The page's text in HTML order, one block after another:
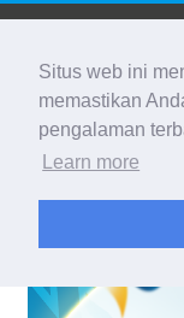
Situs web ini
memastikan
pengalaman
Learn more